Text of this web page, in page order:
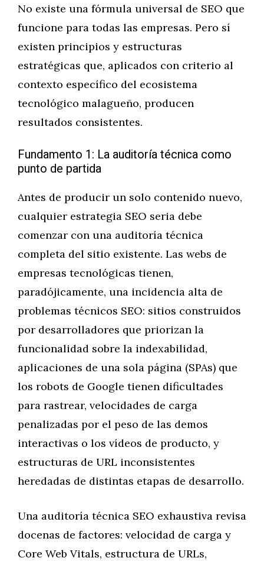
No existe una fórmula universal de SEO que
funcione para todas las empresas. Pero sí
existen principios y estructuras
estratégicas que, aplicados con criterio al
contexto específico del ecosistema
tecnológico malagueño, producen
resultados consistentes.
Fundamento 1: La auditoría técnica como
punto de partida
Antes de producir un solo contenido nuevo,
cualquier estrategia SEO seria debe
comenzar con una auditoría técnica
completa del sitio existente. Las webs de
empresas tecnológicas tienen,
paradójicamente, una incidencia alta de
problemas técnicos SEO: sitios construidos
por desarrolladores que priorizan la
funcionalidad sobre la indexabilidad,
aplicaciones de una sola página (SPAs) que
los robots de Google tienen dificultades
para rastrear, velocidades de carga
penalizadas por el peso de las demos
interactivas o los vídeos de producto, y
estructuras de URL inconsistentes
heredadas de distintas etapas de desarrollo.
Una auditoría técnica SEO exhaustiva revisa
docenas de factores: velocidad de carga y
Core Web Vitals, estructura de URLs,